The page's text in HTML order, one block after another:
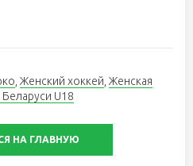
Женский хоккей Женская
U18
НА ГЛАВНУЮ